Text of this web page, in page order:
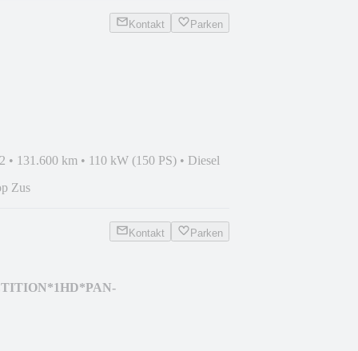
Kontakt Parken
• 131.600 km • 110 kW (150 PS) • Diesel
Zus
Kontakt Parken